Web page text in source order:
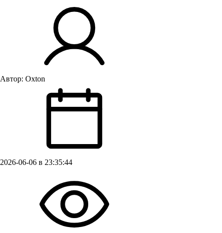
Автор: Oxton
2026-06-06 в 23:35:44